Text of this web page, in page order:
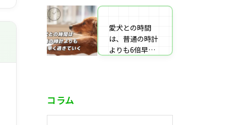
材・出演・執筆
愛犬との時間
は、普通の時計
よりも6倍早く
コラム